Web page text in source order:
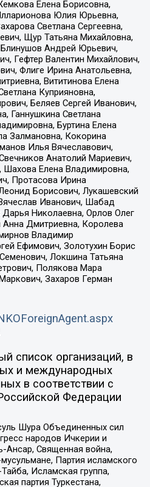
Елена Борисовна,
Юлия Юрьевна,
Светлана Сергеевна,
Щур Татьяна Михайловна,
Андрей Юрьевич,
Гефтер Валентин Михайлович,
Флиге Ирина Анатольевна,
Вититинова Елена
Куприяновна,
Беляев Сергей Иванович,
Ганнушкина Светлана
Буртина Елена
Залмановна, Кокорина
Илья Вячеславович,
Анатолий Мариевич,
Елена Владимировна,
Протасова Ирина
Борисович, Лукашевский
Иванович, Шабад
Николаевна, Орлов Олег
Дмитриевна, Королева
Владимир
Ефимович, Золотухин Борис
Локшина Татьяна
Полякова Мара
Захаров Герман
список организаций, в
и международных
в соответствии с
Федерации
Шура Объединенных сил
народов Ичкерии и
Ансар, Священная война,
Партия исламского
Исламская группа,
партия Туркестана,